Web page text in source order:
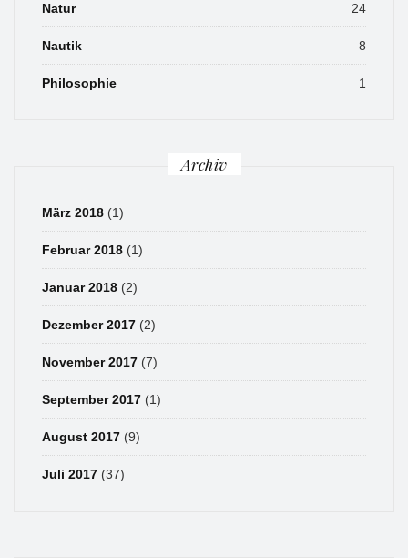
Natur 24
Nautik 8
Philosophie 1
Archiv
März 2018 (1)
Februar 2018 (1)
Januar 2018 (2)
Dezember 2017 (2)
November 2017 (7)
September 2017 (1)
August 2017 (9)
Juli 2017 (37)